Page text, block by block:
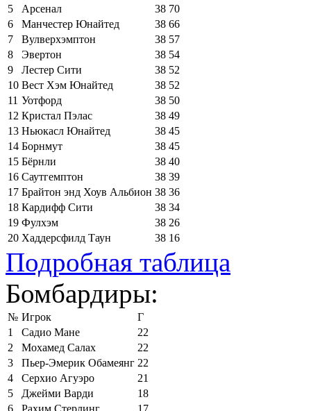
5
Арсенал 38 70
6
Манчестер Юнайтед 38 66
7
Вулверхэмптон 38 57
8
Эвертон 38 54
9
Лестер Сити 38 52
10 Вест Хэм Юнайтед 38 52
11 Уотфорд 38 50
12 Кристал Пэлас 38 49
13 Ньюкасл Юнайтед 38 45
14 Борнмут 38 45
15 Бёрнли 38 40
16 Саутгемптон 38 39
17 Брайтон энд Хоув Альбион 38 36
18 Кардифф Сити 38 34
19 Фулхэм 38 26
20 Хаддерсфилд Таун 38 16
Подробная таблица
Бомбардиры:
№ Игрок
Г
1
Садио Мане
22
2
Мохамед Салах
22
3
Пьер-Эмерик Обамеянг 22
4
Серхио Агуэро
21
5
Джейми Варди
18
6
Рахим Стерлинг
17